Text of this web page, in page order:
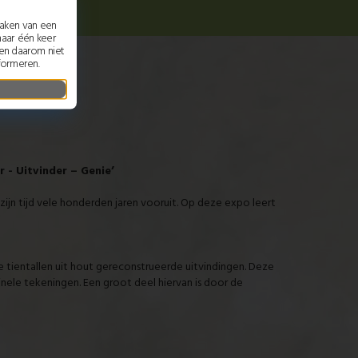
Uitvinder – Genie’
tijd vele honderden jaren vooruit. Op deze expo leert
tientallen uit hout gereconstrueerde uitvindingen. Deze
tekeningen. Een groot deel hiervan is door de
van een
één keer
daarom niet